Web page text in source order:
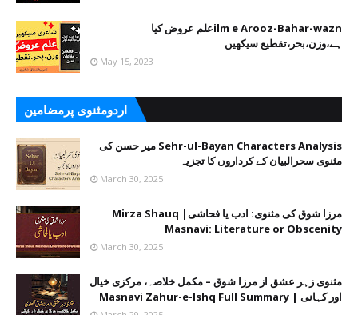
ilm e Arooz-Bahar-waznعلم عروض کیا
ہے،وزن،بحر،تقطیع سیکھیں
May 15, 2023
اردومثنوی پرمضامین
Sehr-ul-Bayan Characters Analysis میر حسن کی
مثنوی سحرالبیان کے کرداروں کا تجزیہ
March 30, 2025
مرزا شوق کی مثنوی: ادب یا فحاشی| Mirza Shauq
Masnavi: Literature or Obscenity
March 30, 2025
مثنوی زہر عشق از مرزا شوق – مکمل خلاصہ، مرکزی خیال
اور کہانی | Masnavi Zahur-e-Ishq Full Summary